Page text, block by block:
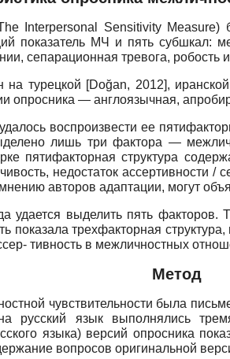
Interpersonal Sensitivity Measure)
показатель МЧ и пять субшкал:
сепарационная тревога, робость
на турецкой [Doğan, 2012], иранской
опросника — англоязычная,
воспроизвести ее
лишь три фактора —
пятифакторная структура
недостаток ассертивности /
авторов адаптации, могут
удается выделить пять
показала трех­факторная
тивность в межличностных
Метод
чувствительности была
русский язык выполнялись
языка) версий опросника
вопросов оригинальной